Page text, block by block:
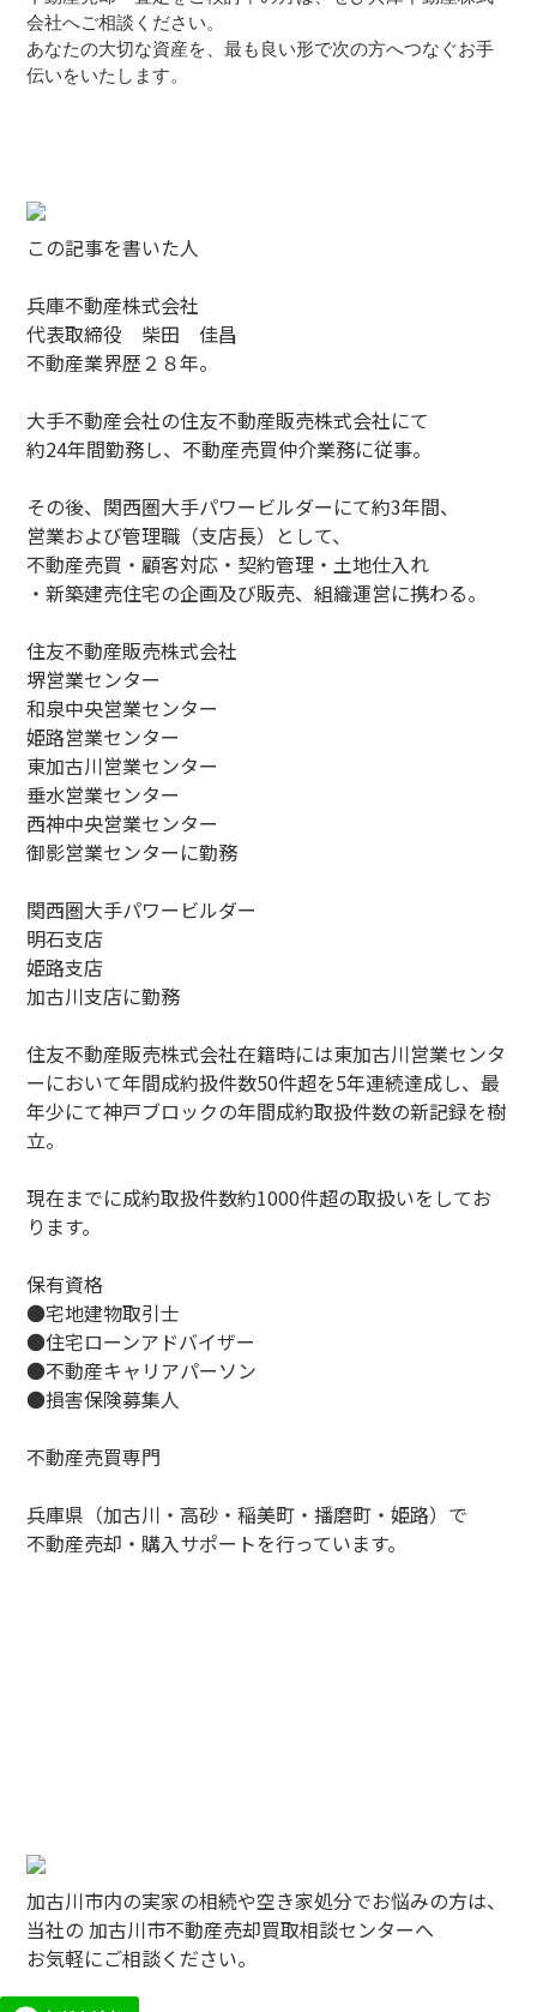
会社へご相談ください。
あなたの大切な資産を、最も良い形で次の方へつなぐお手
伝いをいたします。
この記事を書いた人
兵庫不動産株式会社
代表取締役 柴田 佳昌
不動産業界歴２８年。
大手不動産会社の住友不動産販売株式会社にて
約24年間勤務し、不動産売買仲介業務に従事。
その後、関西圏大手パワービルダーにて約3年間、
営業および管理職（支店長）として、
不動産売買・顧客対応・契約管理・土地仕入れ
・新築建売住宅の企画及び販売、組織運営に携わる。
住友不動産販売株式会社
堺営業センター
和泉中央営業センター
姫路営業センター
東加古川営業センター
垂水営業センター
西神中央営業センター
御影営業センターに勤務
関西圏大手パワービルダー
明石支店
姫路支店
加古川支店に勤務
住友不動産販売株式会社在籍時には東加古川営業センタ
ーにおいて年間成約扱件数50件超を5年連続達成し、最
年少にて神戸ブロックの年間成約取扱件数の新記録を樹
立。
現在までに成約取扱件数約1000件超の取扱いをしてお
ります。
保有資格
●宅地建物取引士
●住宅ローンアドバイザー
●不動産キャリアパーソン
●損害保険募集人
不動産売買専門
兵庫県（加古川・高砂・稲美町・播磨町・姫路）で
不動産売却・購入サポートを行っています。
加古川市内の実家の相続や空き家処分でお悩みの方は、
当社の 加古川市不動産売却買取相談センターへ
お気軽にご相談ください。